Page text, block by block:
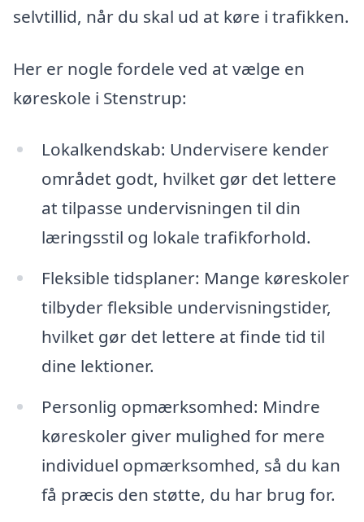
selvtillid, når du skal ud at køre i trafikken.
Her er nogle fordele ved at vælge en
køreskole i Stenstrup:
Lokalkendskab: Undervisere kender
området godt, hvilket gør det lettere
at tilpasse undervisningen til din
læringsstil og lokale trafikforhold.
Fleksible tidsplaner: Mange køreskoler
tilbyder fleksible undervisningstider,
hvilket gør det lettere at finde tid til
dine lektioner.
Personlig opmærksomhed: Mindre
køreskoler giver mulighed for mere
individuel opmærksomhed, så du kan
få præcis den støtte, du har brug for.